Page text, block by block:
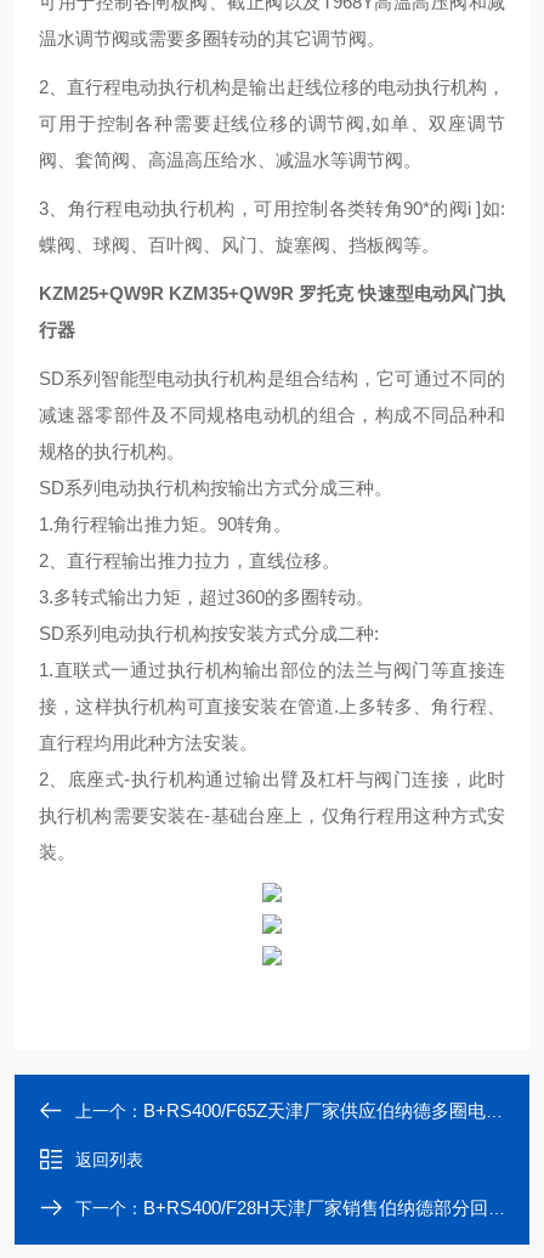
温水调节阀或需要多圈转动的其它调节阀。
2、直行程电动执行机构是输出赶线位移的电动执行机构，
可用于控制各种需要赶线位移的调节阀,如单、双座调节
阀、套简阀、高温高压给水、减温水等调节阀。
3、角行程电动执行机构，可用控制各类转角90*的阀i ]如:
蝶阀、球阀、百叶阀、风门、旋塞阀、挡板阀等。
KZM25+QW9R KZM35+QW9R 罗托克 快速型电动风门执
行器
SD系列智能型电动执行机构是组合结构，它可通过不同的
减速器零部件及不同规格电动机的组合，构成不同品种和
规格的执行机构。
SD系列电动执行机构按输出方式分成三种。
1.角行程输出推力矩。90转角。
2、直行程输出推力拉力，直线位移。
3.多转式输出力矩，超过360的多圈转动。
SD系列电动执行机构按安装方式分成二种:
1.直联式一通过执行机构输出部位的法兰与阀门等直接连
接，这样执行机构可直接安装在管道.上多转多、角行程、
直行程均用此种方法安装。
2、底座式-执行机构通过输出臂及杠杆与阀门连接，此时
执行机构需要安装在-基础台座上，仅角行程用这种方式安
装。
上一个： B+RS400/F65Z天津厂家供应伯纳德多圈电动执行器总线协议
返回列表
下一个： B+RS400/F28H天津厂家销售伯纳德部分回转型电动执行机构